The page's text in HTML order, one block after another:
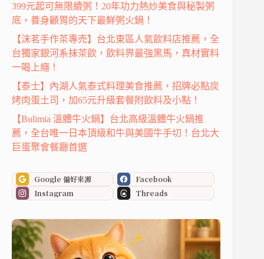
399元起可無限續粥！20年功力熱炒美食與秘製粥
底，養身顧胃的天下最鮮粥火鍋！
【沫茗手作茶專売】台北東區人氣飲料店推薦，全
台獨家銀河系抹茶飲，飲料界最強黑馬，真材實料
一喝上癮！
【泰士】內湖人氣泰式料理美食推薦，招牌必點炭
烤肉蛋土司，加65元升級套餐附飲料及小點！
【Bulimia 溫體牛火鍋】台北高級溫體牛火鍋推
薦，全台唯一日本頂級和牛與美國牛手切！台北大
巨蛋聚會餐廳首選
Google 偏好來源
Facebook
Instagram
Threads